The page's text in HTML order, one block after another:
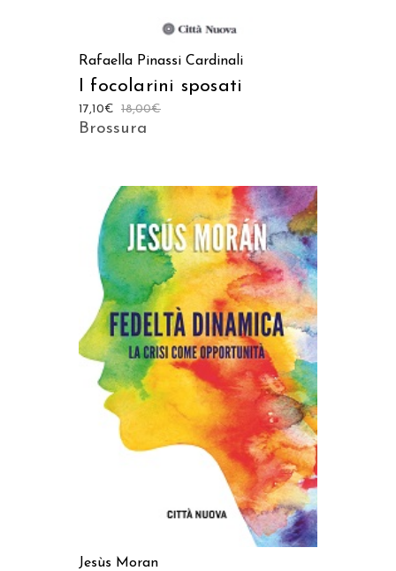
Rafaella Pinassi Cardinali
I focolarini sposati
18,00€
17,10€
Brossura
AGGIUNGI AL CARRELLO
Jesùs Moran